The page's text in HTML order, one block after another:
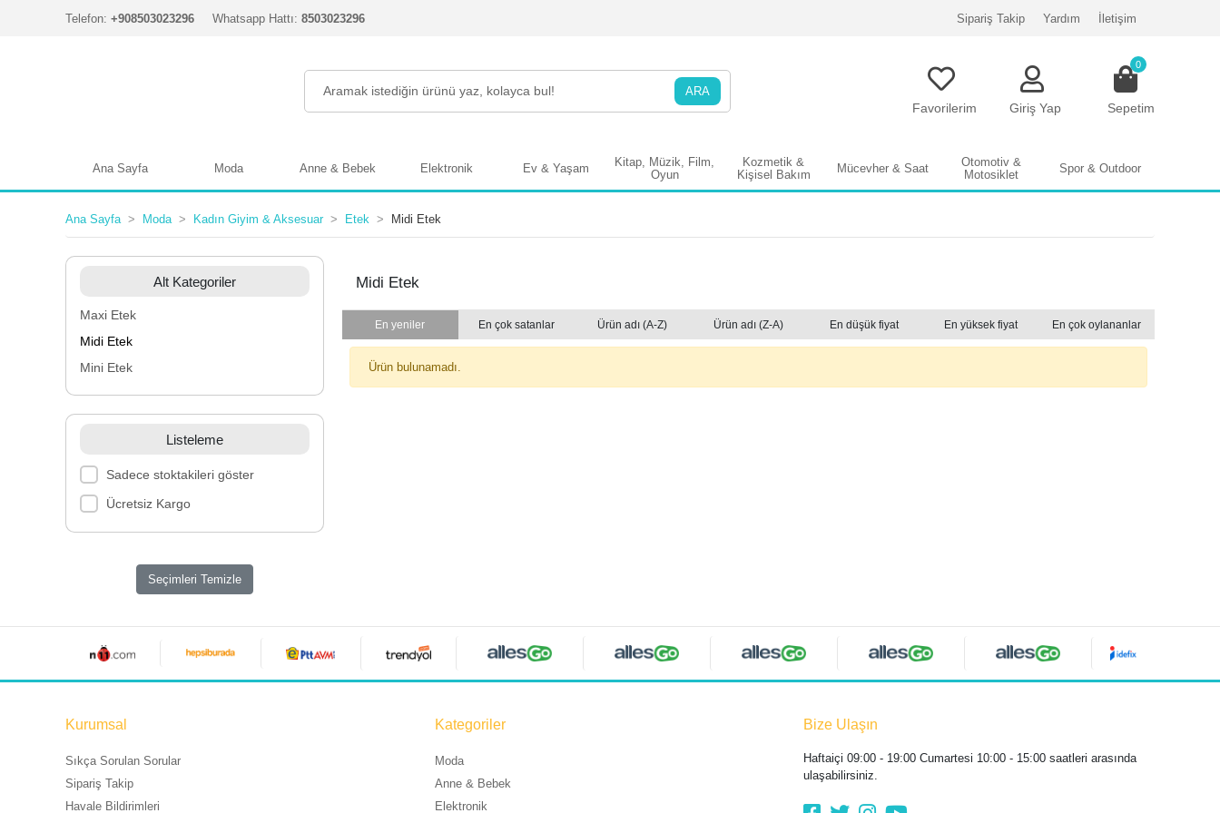
Telefon: +908503023296 Whatsapp Hattı: 8503023296 Sipariş Takip Yardım İletişim
ARA
Favorilerim Giriş Yap
0
Sepetim
Ana Sayfa Moda Anne & Bebek Elektronik Ev & Yaşam
Kitap, Müzik, Film,
Oyun
Kozmetik &
Kişisel Bakım
Mücevher & Saat
Otomotiv &
Motosiklet
Spor & Outdoor
Ana Sayfa Moda Kadın Giyim & Aksesuar Etek Midi Etek
Alt Kategoriler
Maxi Etek
Midi Etek
Mini Etek
Listeleme
Sadece stoktakileri göster
Ücretsiz Kargo
Seçimleri Temizle
Midi Etek
En yeniler En çok satanlar Ürün adı (A-Z) Ürün adı (Z-A) En düşük fiyat En yüksek fiyat En çok oylananlar
Ürün bulunamadı.
Kurumsal
Sıkça Sorulan Sorular
Sipariş Takip
Havale Bildirimleri
Kategoriler
Moda
Anne & Bebek
Elektronik
Bize Ulaşın
Haftaiçi 09:00 - 19:00 Cumartesi 10:00 - 15:00 saatleri arasında
ulaşabilirsiniz.